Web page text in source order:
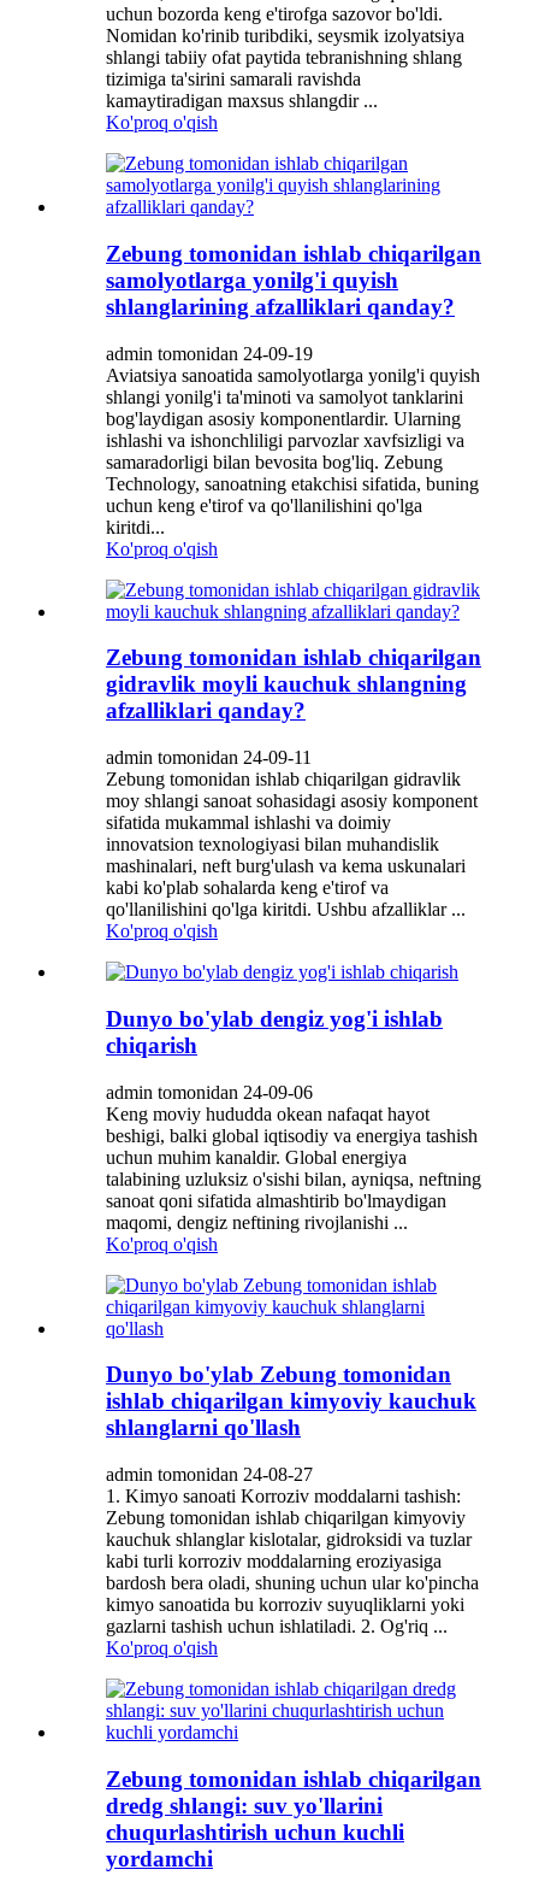
uchun bozorda keng e'tirofga sazovor bo'ldi.
Nomidan ko'rinib turibdiki, seysmik izolyatsiya
shlangi tabiiy ofat paytida tebranishning shlang
tizimiga ta'sirini samarali ravishda
kamaytiradigan maxsus shlangdir ...
Ko'proq o'qish
Zebung tomonidan ishlab chiqarilgan
samolyotlarga yonilg'i quyish
shlanglarining afzalliklari qanday?
admin tomonidan 24-09-19
Aviatsiya sanoatida samolyotlarga yonilg'i quyish
shlangi yonilg'i ta'minoti va samolyot tanklarini
bog'laydigan asosiy komponentlardir. Ularning
ishlashi va ishonchliligi parvozlar xavfsizligi va
samaradorligi bilan bevosita bog'liq. Zebung
Technology, sanoatning etakchisi sifatida, buning
uchun keng e'tirof va qo'llanilishini qo'lga
kiritdi...
Ko'proq o'qish
Zebung tomonidan ishlab chiqarilgan
gidravlik moyli kauchuk shlangning
afzalliklari qanday?
admin tomonidan 24-09-11
Zebung tomonidan ishlab chiqarilgan gidravlik
moy shlangi sanoat sohasidagi asosiy komponent
sifatida mukammal ishlashi va doimiy
innovatsion texnologiyasi bilan muhandislik
mashinalari, neft burg'ulash va kema uskunalari
kabi ko'plab sohalarda keng e'tirof va
qo'llanilishini qo'lga kiritdi. Ushbu afzalliklar ...
Ko'proq o'qish
Dunyo bo'ylab dengiz yog'i ishlab
chiqarish
admin tomonidan 24-09-06
Keng moviy hududda okean nafaqat hayot
beshigi, balki global iqtisodiy va energiya tashish
uchun muhim kanaldir. Global energiya
talabining uzluksiz o'sishi bilan, ayniqsa, neftning
sanoat qoni sifatida almashtirib bo'lmaydigan
maqomi, dengiz neftining rivojlanishi ...
Ko'proq o'qish
Dunyo bo'ylab Zebung tomonidan
ishlab chiqarilgan kimyoviy kauchuk
shlanglarni qo'llash
admin tomonidan 24-08-27
1. Kimyo sanoati Korroziv moddalarni tashish:
Zebung tomonidan ishlab chiqarilgan kimyoviy
kauchuk shlanglar kislotalar, gidroksidi va tuzlar
kabi turli korroziv moddalarning eroziyasiga
bardosh bera oladi, shuning uchun ular ko'pincha
kimyo sanoatida bu korroziv suyuqliklarni yoki
gazlarni tashish uchun ishlatiladi. 2. Og'riq ...
Ko'proq o'qish
Zebung tomonidan ishlab chiqarilgan
dredg shlangi: suv yo'llarini
chuqurlashtirish uchun kuchli
yordamchi